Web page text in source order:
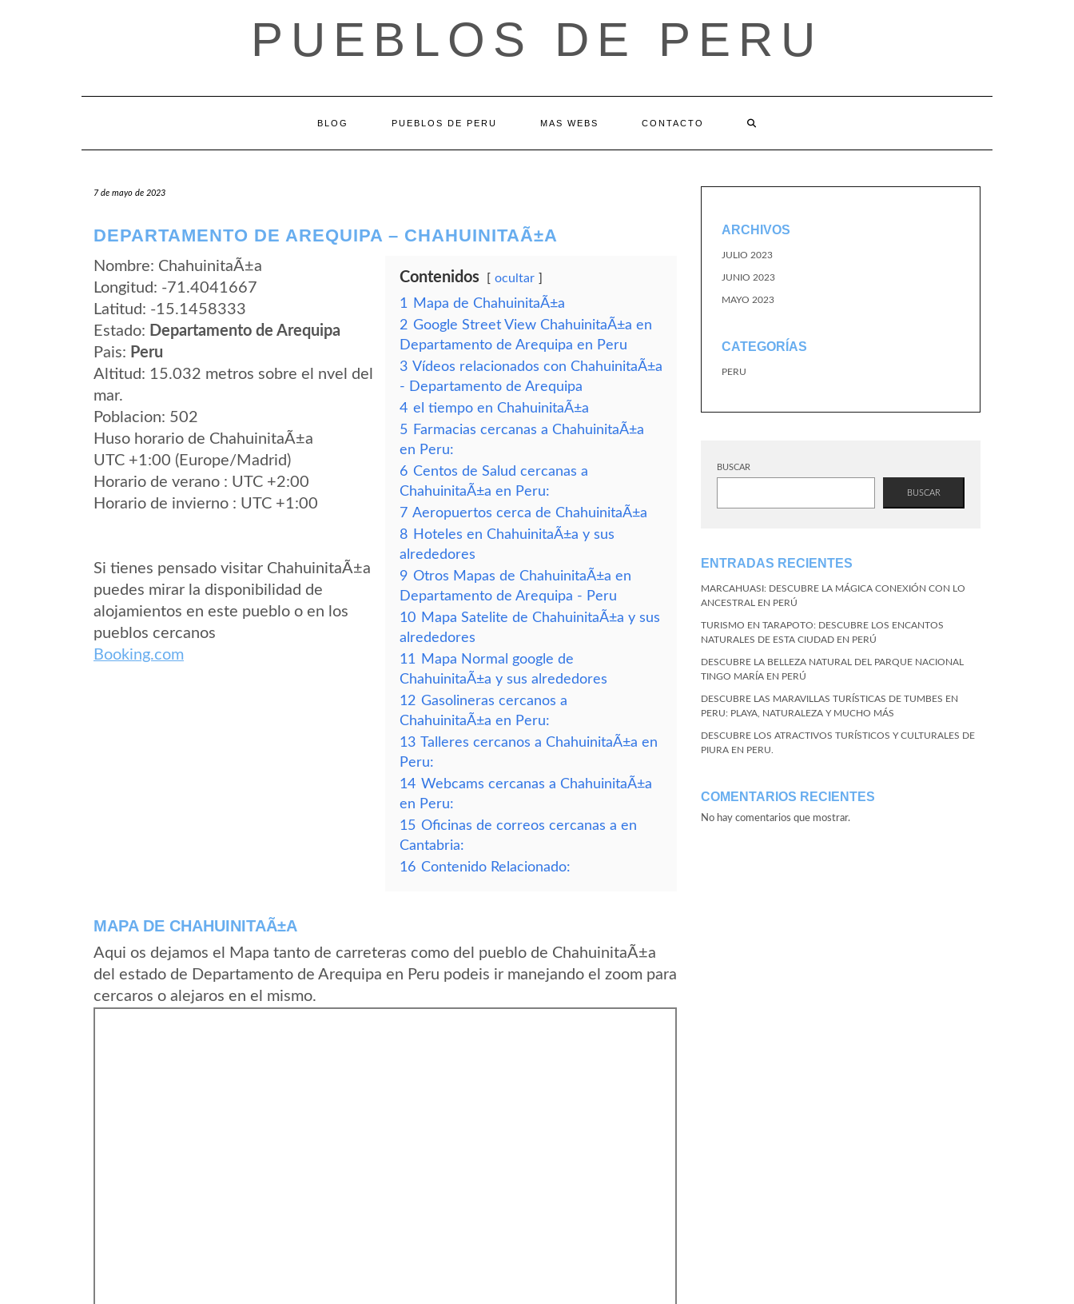
PUEBLOS DE PERU
BLOG PUEBLOS DE PERU MAS WEBS CONTACTO
7 de mayo de 2023
DEPARTAMENTO DE AREQUIPA – CHAHUINITAÃ±A
Nombre: ChahuinitaÃ±a
Longitud: -71.4041667
Latitud: -15.1458333
Estado: Departamento de Arequipa
Pais: Peru
Altitud: 15.032 metros sobre el nvel del
mar.
Poblacion: 502
Huso horario de ChahuinitaÃ±a
UTC +1:00 (Europe/Madrid)
Horario de verano : UTC +2:00
Horario de invierno : UTC +1:00
Si tienes pensado visitar ChahuinitaÃ±a
puedes mirar la disponibilidad de
alojamientos en este pueblo o en los
pueblos cercanos
Booking.com
Contenidos ocultar
1
Mapa de ChahuinitaÃ±a
2 Google Street View ChahuinitaÃ±a en
Departamento de Arequipa en Peru
3 Vídeos relacionados con ChahuinitaÃ±a
- Departamento de Arequipa
4 el tiempo en ChahuinitaÃ±a
5 Farmacias cercanas a ChahuinitaÃ±a
en Peru:
6 Centos de Salud cercanas a
ChahuinitaÃ±a en Peru:
7 Aeropuertos cerca de ChahuinitaÃ±a
8 Hoteles en ChahuinitaÃ±a y sus
alrededores
9 Otros Mapas de ChahuinitaÃ±a en
Departamento de Arequipa - Peru
10 Mapa Satelite de ChahuinitaÃ±a y sus
alrededores
11
Mapa Normal google de
ChahuinitaÃ±a y sus alrededores
12 Gasolineras cercanos a
ChahuinitaÃ±a en Peru:
13 Talleres cercanos a ChahuinitaÃ±a en
Peru:
14 Webcams cercanas a ChahuinitaÃ±a
en Peru:
15 Oficinas de correos cercanas a en
Cantabria:
16 Contenido Relacionado:
MAPA DE CHAHUINITAÃ±A
Aqui os dejamos el Mapa tanto de carreteras como del pueblo de ChahuinitaÃ±a
del estado de Departamento de Arequipa en Peru podeis ir manejando el zoom para
cercaros o alejaros en el mismo.
ARCHIVOS
JULIO 2023
JUNIO 2023
MAYO 2023
CATEGORÍAS
PERU
BUSCAR
BUSCAR
ENTRADAS RECIENTES
MARCAHUASI: DESCUBRE LA MÁGICA CONEXIÓN CON LO
ANCESTRAL EN PERÚ
TURISMO EN TARAPOTO: DESCUBRE LOS ENCANTOS
NATURALES DE ESTA CIUDAD EN PERÚ
DESCUBRE LA BELLEZA NATURAL DEL PARQUE NACIONAL
TINGO MARÍA EN PERÚ
DESCUBRE LAS MARAVILLAS TURÍSTICAS DE TUMBES EN
PERU: PLAYA, NATURALEZA Y MUCHO MÁS
DESCUBRE LOS ATRACTIVOS TURÍSTICOS Y CULTURALES DE
PIURA EN PERU.
COMENTARIOS RECIENTES
No hay comentarios que mostrar.